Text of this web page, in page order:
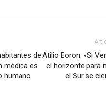
de
médica es
humano
Atilio Boron: «Si
el horizonte para
el Sur se